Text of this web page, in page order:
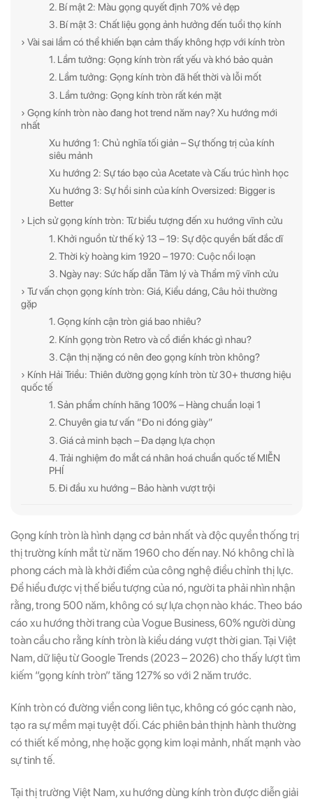
2. Bí mật 2: Màu gọng quyết định 70% vẻ đẹp
3. Bí mật 3: Chất liệu gọng ảnh hưởng đến tuổi thọ kính
› Vài sai lầm có thể khiến bạn cảm thấy không hợp với kính tròn
1. Lầm tưởng: Gọng kính tròn rất yếu và khó bảo quản
2. Lầm tưởng: Gọng kính tròn đã hết thời và lỗi mốt
3. Lầm tưởng: Gọng kính tròn rất kén mặt
› Gọng kính tròn nào đang hot trend năm nay? Xu hướng mới
nhất
Xu hướng 1: Chủ nghĩa tối giản – Sự thống trị của kính
siêu mảnh
Xu hướng 2: Sự táo bạo của Acetate và Cấu trúc hình học
Xu hướng 3: Sự hồi sinh của kính Oversized: Bigger is
Better
› Lịch sử gọng kính tròn: Từ biểu tượng đến xu hướng vĩnh cửu
1. Khởi nguồn từ thế kỷ 13 – 19: Sự độc quyền bất đắc dĩ
2. Thời kỳ hoàng kim 1920 – 1970: Cuộc nổi loạn
3. Ngày nay: Sức hấp dẫn Tâm lý và Thẩm mỹ vĩnh cửu
› Tư vấn chọn gọng kính tròn: Giá, Kiểu dáng, Câu hỏi thường
gặp
1. Gọng kính cận tròn giá bao nhiêu?
2. Kính gọng tròn Retro và cổ điển khác gì nhau?
3. Cận thị nặng có nên đeo gọng kính tròn không?
› Kính Hải Triều: Thiên đường gọng kính tròn từ 30+ thương hiệu
quốc tế
1. Sản phẩm chính hãng 100% – Hàng chuẩn loại 1
2. Chuyên gia tư vấn “Đo ni đóng giày”
3. Giá cả minh bạch – Đa dạng lựa chọn
4. Trải nghiệm đo mắt cá nhân hoá chuẩn quốc tế MIỄN
PHÍ
5. Đi đầu xu hướng – Bảo hành vượt trội
Gọng kính tròn là hình dạng cơ bản nhất và độc quyền thống trị
thị trường kính mắt từ năm 1960 cho đến nay. Nó không chỉ là
phong cách mà là khởi điểm của công nghệ điều chỉnh thị lực.
Để hiểu được vị thế biểu tượng của nó, người ta phải nhìn nhận
rằng, trong 500 năm, không có sự lựa chọn nào khác. Theo báo
cáo xu hướng thời trang của Vogue Business, 60% người dùng
toàn cầu cho rằng kính tròn là kiểu dáng vượt thời gian. Tại Việt
Nam, dữ liệu từ Google Trends (2023 – 2026) cho thấy lượt tìm
kiếm “gọng kính tròn” tăng 127% so với 2 năm trước.
Kính tròn có đường viền cong liên tục, không có góc cạnh nào,
tạo ra sự mềm mại tuyệt đối. Các phiên bản thịnh hành thường
có thiết kế mỏng, nhẹ hoặc gọng kim loại mảnh, nhất mạnh vào
sự tinh tế.
Tại thị trường Việt Nam, xu hướng dùng kính tròn được diễn giải